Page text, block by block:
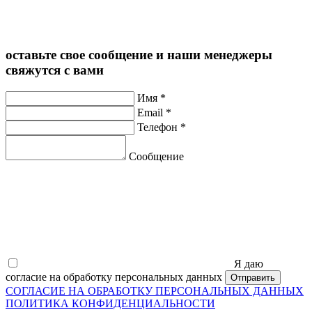
оставьте свое сообщение и наши менеджеры
свяжутся с вами
Имя *
Email *
Телефон *
Сообщение
Я даю
согласие на обработку персональных данных
СОГЛАСИЕ НА ОБРАБОТКУ ПЕРСОНАЛЬНЫХ ДАННЫХ
ПОЛИТИКА КОНФИДЕНЦИАЛЬНОСТИ